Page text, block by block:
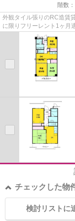
階数
外観タイル張りのRC造賃
に限りフリーレント1ヶ月
れます！是非お気軽にお問
チェックした物
検討リストに